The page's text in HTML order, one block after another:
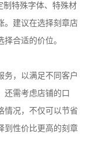
制特殊字体、特殊材
。建议在选择刻章店
合适的价位。
务，以满足不同客户
还需考虑店铺的口
情况，不仅可以节省
到性价比更高的刻章